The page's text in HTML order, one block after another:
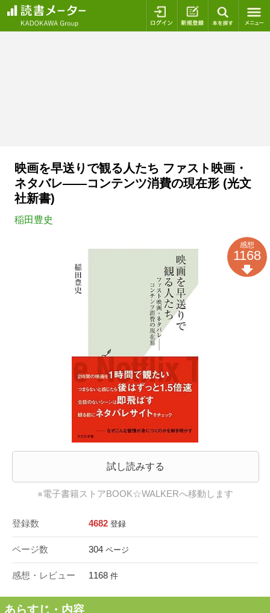
ログイン 新規登録
映画を早送りで観る人たち ファスト映画・
ネタバレ――コンテンツ消費の現在形 (光文
社新書)
稲田豊史
試し読みする
※電子書籍ストアBOOK☆WALKERへ移動します
登録数 4682 登録
ページ数 304 ページ
感想・レビュー 1168 件
感想
1168
あらすじ・内容